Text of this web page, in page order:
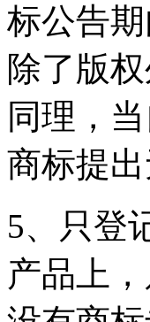
标公告
除了版
同理，
商标提出
5、只登
产品上